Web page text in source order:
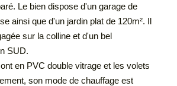
Le bien dispose d'un garage de
ainsi que d'un jardin plat de 120m². Il
sur la colline et d'un bel
SUD.
en PVC double vitrage et les volets
son mode de chauffage est